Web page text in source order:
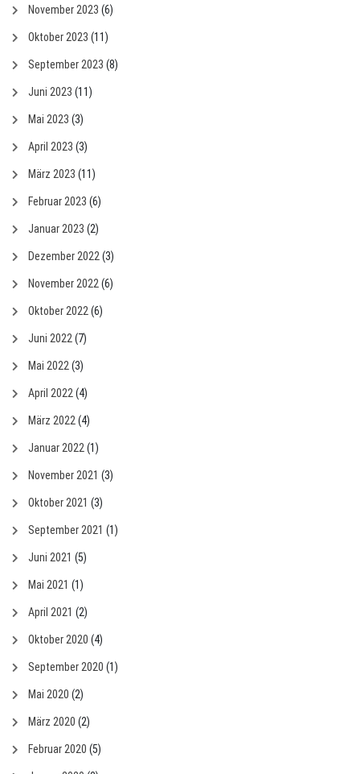
November 2023 (6)
Oktober 2023 (11)
September 2023 (8)
Juni 2023 (11)
Mai 2023 (3)
April 2023 (3)
März 2023 (11)
Februar 2023 (6)
Januar 2023 (2)
Dezember 2022 (3)
November 2022 (6)
Oktober 2022 (6)
Juni 2022 (7)
Mai 2022 (3)
April 2022 (4)
März 2022 (4)
Januar 2022 (1)
November 2021 (3)
Oktober 2021 (3)
September 2021 (1)
Juni 2021 (5)
Mai 2021 (1)
April 2021 (2)
Oktober 2020 (4)
September 2020 (1)
Mai 2020 (2)
März 2020 (2)
Februar 2020 (5)